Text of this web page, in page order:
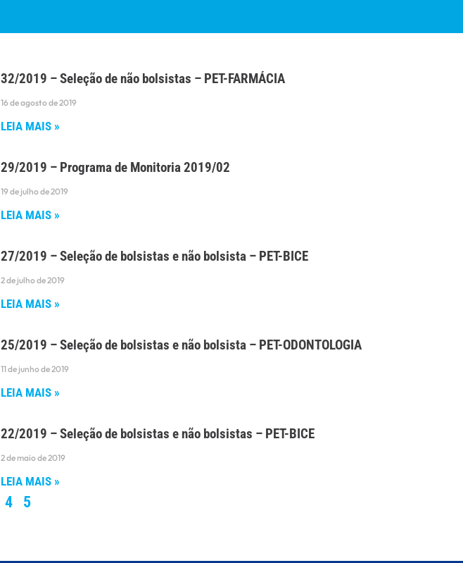
32/2019 – Seleção de não bolsistas – PET-FARMÁCIA
16 de agosto de 2019
LEIA MAIS »
29/2019 – Programa de Monitoria 2019/02
19 de julho de 2019
LEIA MAIS »
27/2019 – Seleção de bolsistas e não bolsista – PET-BICE
2 de julho de 2019
LEIA MAIS »
25/2019 – Seleção de bolsistas e não bolsista – PET-ODONTOLOGIA
11 de junho de 2019
LEIA MAIS »
22/2019 – Seleção de bolsistas e não bolsistas – PET-BICE
2 de maio de 2019
LEIA MAIS »
4 5